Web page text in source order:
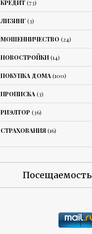
КРЕДИТ(73)
ЛИЗИНГ(3)
МОШЕННИЧЕСТВО (24)
НОВОСТРОЙКИ(14)
ПОКУПКА ДОМА(100)
ПРОПИСКА(3)
РИЭЛТОР (36)
СТРАХОВАНИЯ(16)
Посещаемость